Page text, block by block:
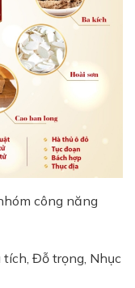
công năng
tích, Đỗ trọng, Nhục